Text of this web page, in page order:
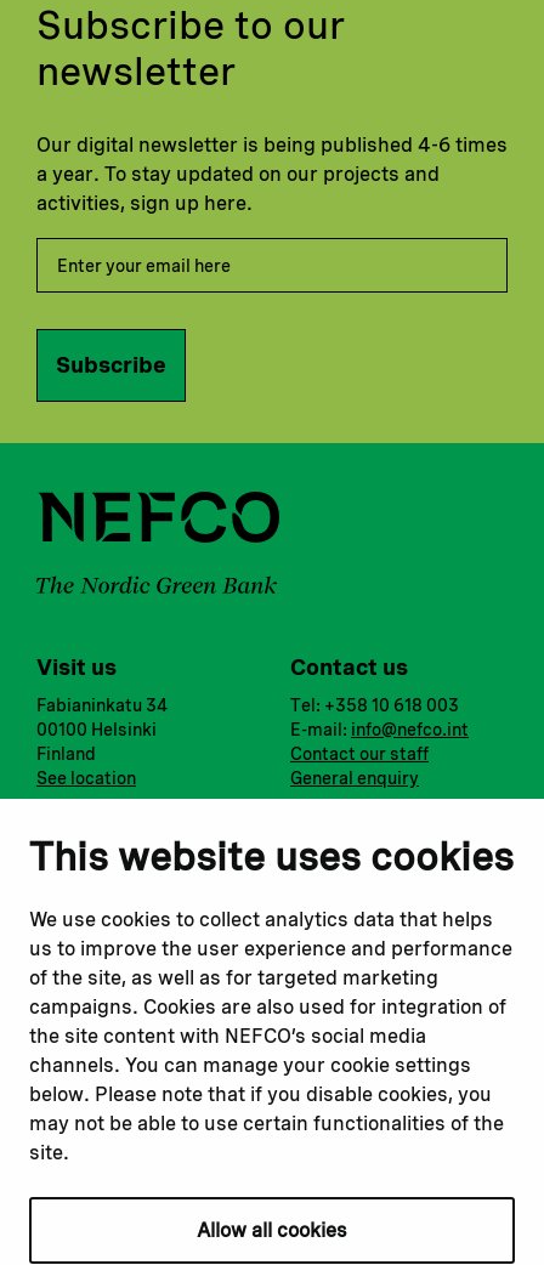
This website uses cookies
We use cookies to collect analytics data that helps
us to improve the user experience and performance
of the site, as well as for targeted marketing
campaigns. Cookies are also used for integration of
the site content with NEFCO’s social media
channels. You can manage your cookie settings
below. Please note that if you disable cookies, you
may not be able to use certain functionalities of the
site.
Allow all cookies
Subscribe to our
newsletter
Our digital newsletter is being published 4-6 times
a year. To stay updated on our projects and
activities, sign up here.
Subscribe
Visit us
Fabianinkatu 34
00100 Helsinki
Finland
See location
Contact us
Tel: +358 10 618 003
E-mail: info@nefco.int
Contact our staff
General enquiry
Notify us
Report a concern
Submit a complaint
Instagram
Youtube
Read about
Our financing
Our projects
Our impact
Our workplace
Related websites
Nopef
BGFA
MCFA